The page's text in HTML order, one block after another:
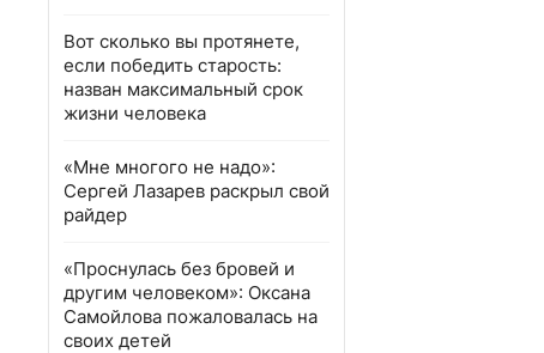
Вот сколько вы протянете,
если победить старость:
назван максимальный срок
жизни человека
«Мне многого не надо»:
Сергей Лазарев раскрыл свой
райдер
«Проснулась без бровей и
другим человеком»: Оксана
Самойлова пожаловалась на
своих детей